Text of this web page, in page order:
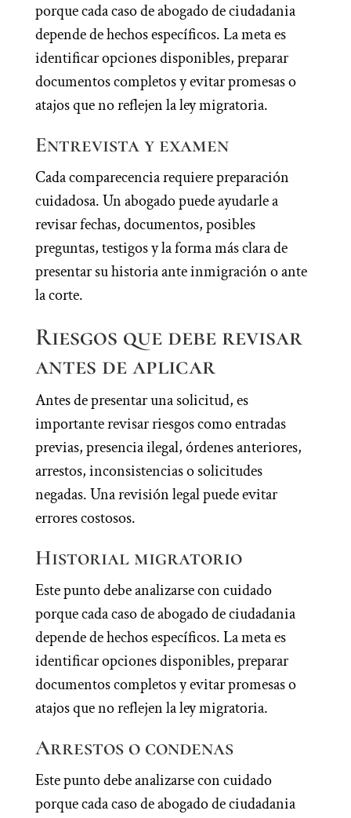
porque cada caso de abogado de ciudadania
depende de hechos específicos. La meta es
identificar opciones disponibles, preparar
documentos completos y evitar promesas o
atajos que no reflejen la ley migratoria.
Entrevista y examen
Cada comparecencia requiere preparación
cuidadosa. Un abogado puede ayudarle a
revisar fechas, documentos, posibles
preguntas, testigos y la forma más clara de
presentar su historia ante inmigración o ante
la corte.
Riesgos que debe revisar
antes de aplicar
Antes de presentar una solicitud, es
importante revisar riesgos como entradas
previas, presencia ilegal, órdenes anteriores,
arrestos, inconsistencias o solicitudes
negadas. Una revisión legal puede evitar
errores costosos.
Historial migratorio
Este punto debe analizarse con cuidado
porque cada caso de abogado de ciudadania
depende de hechos específicos. La meta es
identificar opciones disponibles, preparar
documentos completos y evitar promesas o
atajos que no reflejen la ley migratoria.
Arrestos o condenas
Este punto debe analizarse con cuidado
porque cada caso de abogado de ciudadania